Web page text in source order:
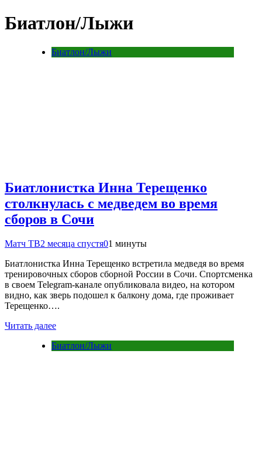
Биатлон/Лыжи
Биатлон/Лыжи
Биатлонистка Инна Терещенко
столкнулась с медведем во время
сборов в Сочи
Матч ТВ2 месяца спустя01 минуты
Биатлонистка Инна Терещенко встретила медведя во время
тренировочных сборов сборной России в Сочи. Спортсменка
в своем Telegram‑канале опубликовала видео, на котором
видно, как зверь подошел к балкону дома, где проживает
Терещенко….
Читать далее
Биатлон/Лыжи